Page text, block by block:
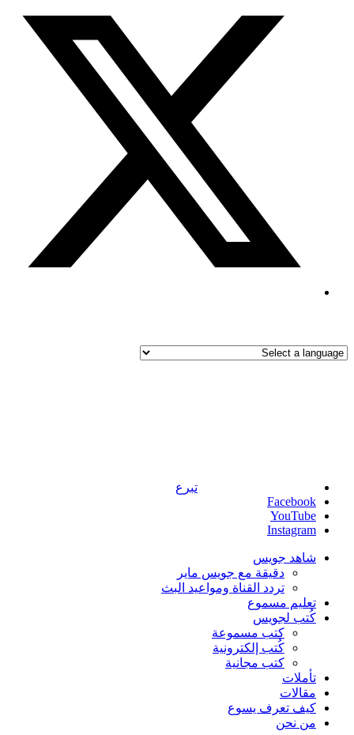
تبرع
Facebook
YouTube
Instagram
شاهد جويس
دقيقة مع جويس ماير
تردد القناة ومواعيد البث
تعليم مسموع
كُتب لجويس
كتب مسموعة
كُتب إلكترونية
كتب مجانية
تأملات
مقالات
كيف تعرف يسوع
من نحن